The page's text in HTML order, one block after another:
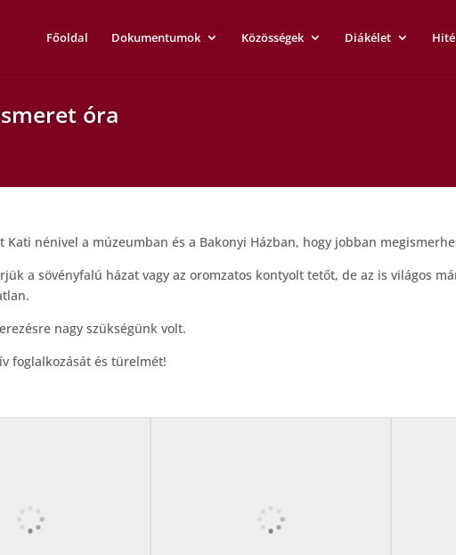
Főoldal Dokumentumok Közösségek Diákélet
óra
nénivel a múzeumban és a Bakonyi Házban, hogy jobban
a sövényfalú házat vagy az oromzatos kontyolt tetőt, de az is világos
nagy szükségünk volt.
foglalkozását és türelmét!